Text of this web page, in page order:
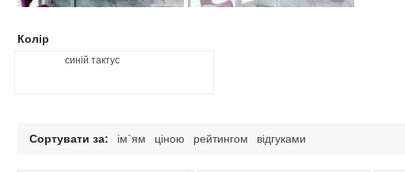
Колір
синій тактус
Сортувати за: ім`ям ціною рейтингом відгуками